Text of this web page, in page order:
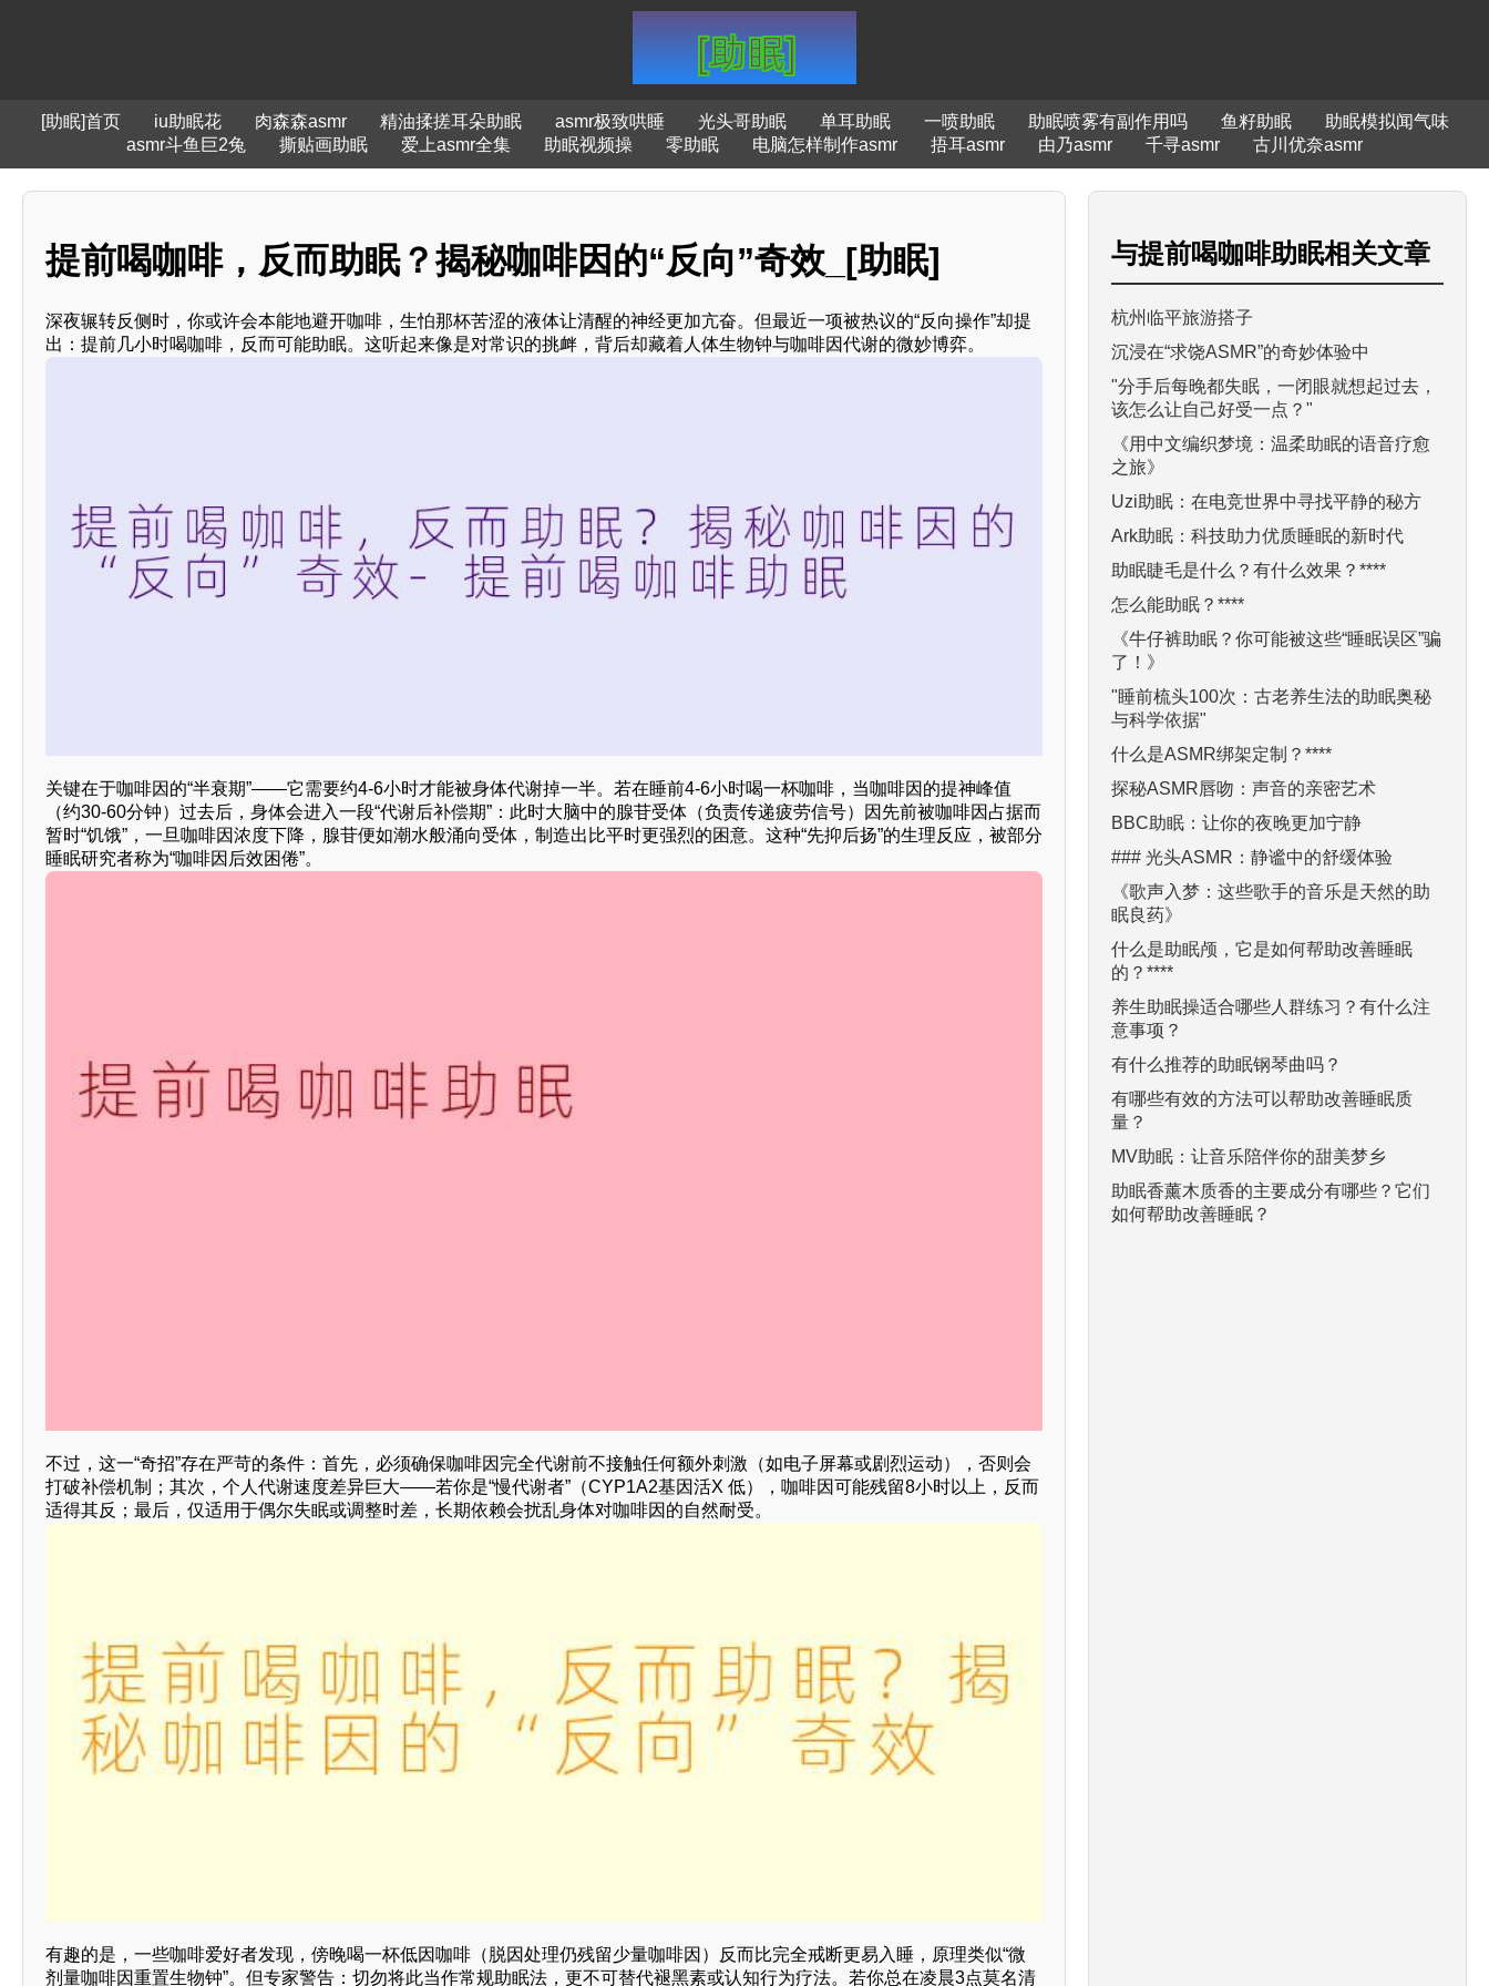
[助眠]首页 iu助眠花 肉森森asmr 精油揉搓耳朵助眠 asmr极致哄睡 光头哥助眠 单耳助眠 一喷助眠 助眠喷雾有副作用吗 鱼籽助眠
助眠模拟闻气味
asmr斗鱼巨2兔
撕贴画助眠 爱上asmr全集 助眠视频操 零助眠 电脑怎样制作asmr 捂耳asmr 由乃asmr 千寻asmr 古川优奈asmr
提前喝咖啡，反而助眠？揭秘咖啡因的“反向”奇效_[助眠]
深夜辗转反侧时，你或许会本能地避开咖啡，生怕那杯苦涩的液体让清醒的神经更加亢奋。但最近一项被热议的“反向操作”却提
出：提前几小时喝咖啡，反而可能助眠。这听起来像是对常识的挑衅，背后却藏着人体生物钟与咖啡因代谢的微妙博弈。
关键在于咖啡因的“半衰期”——它需要约4-6小时才能被身体代谢掉一半。若在睡前4-6小时喝一杯咖啡，当咖啡因的提神峰值
（约30-60分钟）过去后，身体会进入一段“代谢后补偿期”：此时大脑中的腺苷受体（负责传递疲劳信号）因先前被咖啡因占据而
暂时“饥饿”，一旦咖啡因浓度下降，腺苷便如潮水般涌向受体，制造出比平时更强烈的困意。这种“先抑后扬”的生理反应，被部分
睡眠研究者称为“咖啡因后效困倦”。
不过，这一“奇招”存在严苛的条件：首先，必须确保咖啡因完全代谢前不接触任何额外刺激（如电子屏幕或剧烈运动），否则会
打破补偿机制；其次，个人代谢速度差异巨大——若你是“慢代谢者”（CYP1A2基因活X 低），咖啡因可能残留8小时以上，反而
适得其反；最后，仅适用于偶尔失眠或调整时差，长期依赖会扰乱身体对咖啡因的自然耐受。
有趣的是，一些咖啡爱好者发现，傍晚喝一杯低因咖啡（脱因处理仍残留少量咖啡因）反而比完全戒断更易入睡，原理类似“微
剂量咖啡因重置生物钟”。但专家警告：切勿将此当作常规助眠法，更不可替代褪黑素或认知行为疗法。若你总在凌晨3点莫名清
与提前喝咖啡助眠相关文章
杭州临平旅游搭子
沉浸在“求饶ASMR”的奇妙体验中
"分手后每晚都失眠，一闭眼就想起过去，
该怎么让自己好受一点？"
《用中文编织梦境：温柔助眠的语音疗愈
之旅》
Uzi助眠：在电竞世界中寻找平静的秘方
Ark助眠：科技助力优质睡眠的新时代
助眠睫毛是什么？有什么效果？****
怎么能助眠？****
《牛仔裤助眠？你可能被这些“睡眠误区”骗
了！》
"睡前梳头100次：古老养生法的助眠奥秘
与科学依据"
什么是ASMR绑架定制？****
探秘ASMR唇吻：声音的亲密艺术
BBC助眠：让你的夜晚更加宁静
### 光头ASMR：静谧中的舒缓体验
《歌声入梦：这些歌手的音乐是天然的助
眠良药》
什么是助眠颅，它是如何帮助改善睡眠
的？****
养生助眠操适合哪些人群练习？有什么注
意事项？
有什么推荐的助眠钢琴曲吗？
有哪些有效的方法可以帮助改善睡眠质
量？
MV助眠：让音乐陪伴你的甜美梦乡
助眠香薰木质香的主要成分有哪些？它们
如何帮助改善睡眠？